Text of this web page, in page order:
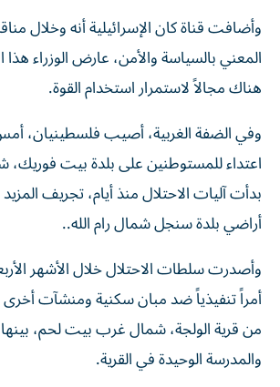
وأضافت قناة كان الإسرائيلية أنه وخلال
المعني بالسياسة والأمن، عارض الوزراء هذا
هناك مجالاً لاستمرار استخدام القوة.
وفي الضفة الغربية، أصيب فلسطينيان،
اعتداء للمستوطنين على بلدة بيت
بدأت آليات الاحتلال منذ أيام، تجريف
أراضي بلدة سنجل شمال رام الله..
أمراً تنفيذياً ضد مبان سكنية ومنشآت أخرى
من قرية الولجة، شمال غرب بيت لحم،
والمدرسة الوحيدة في القرية.